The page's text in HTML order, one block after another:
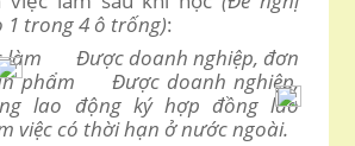
1 trong 4 ô trống):
làm Được doanh nghiệp, đơn
phẩm Được doanh nghiệp,
lao động ký hợp đồng lao
có thời hạn ở nước ngoài.